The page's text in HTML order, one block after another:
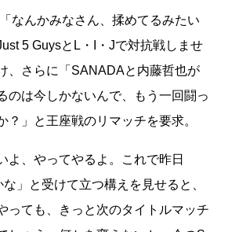
なんかみなさん、揉めてるみたい
5 GuysとL・I・Jで対抗戦しませ
、さらに「SANADAと内藤哲也が
のは今しかないんで、もう一回闘っ
？」と王座戦のリマッチを要求。
よ、やってやるよ。これで昨日
な」と受けて立つ構えを見せると、
っても、きっと次のタイトルマッチ